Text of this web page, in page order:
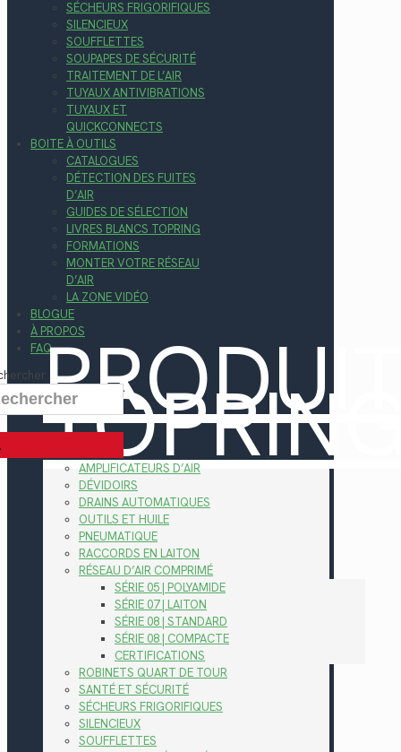
SÉCHEURS FRIGORIFIQUES
SILENCIEUX
SOUFFLETTES
SOUPAPES DE SÉCURITÉ
TRAITEMENT DE L’AIR
TUYAUX ANTIVIBRATIONS
TUYAUX ET
QUICKCONNECTS
BOITE À OUTILS
CATALOGUES
DÉTECTION DES FUITES
D’AIR
GUIDES DE SÉLECTION
LIVRES BLANCS TOPRING
FORMATIONS
MONTER VOTRE RÉSEAU
D’AIR
LA ZONE VIDÉO
BLOGUE
À PROPOS
FAQ
AMPLIFICATEURS D’AIR
DÉVIDOIRS
DRAINS AUTOMATIQUES
OUTILS ET HUILE
PNEUMATIQUE
RACCORDS EN LAITON
RÉSEAU D’AIR COMPRIMÉ
SÉRIE 05 | POLYAMIDE
SÉRIE 07 | LAITON
SÉRIE 08 | STANDARD
SÉRIE 08 | COMPACTE
CERTIFICATIONS
ROBINETS QUART DE TOUR
SANTÉ ET SÉCURITÉ
SÉCHEURS FRIGORIFIQUES
SILENCIEUX
SOUFFLETTES